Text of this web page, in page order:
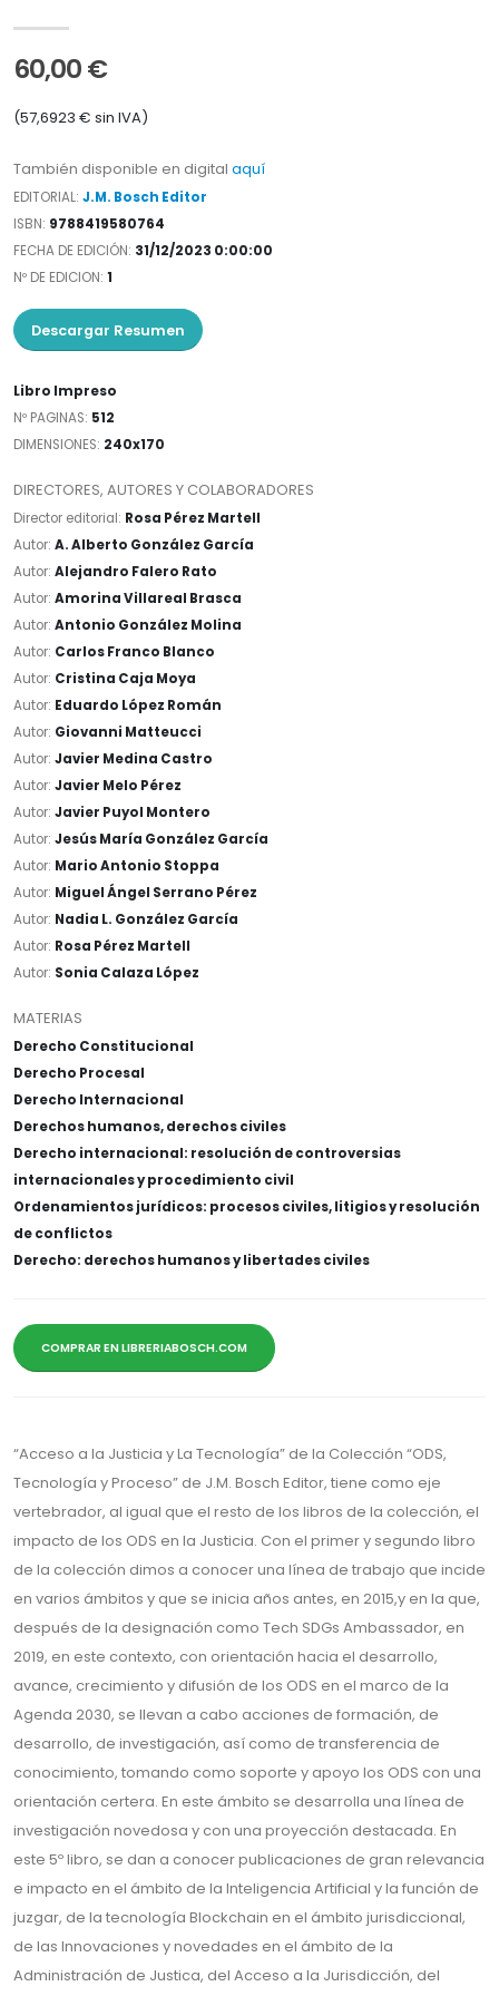
60,00 €
(57,6923 € sin IVA)
También disponible en digital aquí
EDITORIAL: J.M. Bosch Editor
ISBN: 9788419580764
FECHA DE EDICIÓN: 31/12/2023 0:00:00
Nº DE EDICION: 1
Descargar Resumen
Libro Impreso
Nº PAGINAS: 512
DIMENSIONES: 240x170
DIRECTORES, AUTORES Y COLABORADORES
Director editorial: Rosa Pérez Martell
Autor: A. Alberto González García
Autor: Alejandro Falero Rato
Autor: Amorina Villareal Brasca
Autor: Antonio González Molina
Autor: Carlos Franco Blanco
Autor: Cristina Caja Moya
Autor: Eduardo López Román
Autor: Giovanni Matteucci
Autor: Javier Medina Castro
Autor: Javier Melo Pérez
Autor: Javier Puyol Montero
Autor: Jesús María González García
Autor: Mario Antonio Stoppa
Autor: Miguel Ángel Serrano Pérez
Autor: Nadia L. González García
Autor: Rosa Pérez Martell
Autor: Sonia Calaza López
MATERIAS
Derecho Constitucional
Derecho Procesal
Derecho Internacional
Derechos humanos, derechos civiles
Derecho internacional: resolución de controversias
internacionales y procedimiento civil
Ordenamientos jurídicos: procesos civiles, litigios y resolución
de conflictos
Derecho: derechos humanos y libertades civiles
COMPRAR EN LIBRERIABOSCH.COM
“Acceso a la Justicia y La Tecnología” de la Colección “ODS,
Tecnología y Proceso” de J.M. Bosch Editor, tiene como eje
vertebrador, al igual que el resto de los libros de la colección, el
impacto de los ODS en la Justicia. Con el primer y segundo libro
de la colección dimos a conocer una línea de trabajo que incide
en varios ámbitos y que se inicia años antes, en 2015,y en la que,
después de la designación como Tech SDGs Ambassador, en
2019, en este contexto, con orientación hacia el desarrollo,
avance, crecimiento y difusión de los ODS en el marco de la
Agenda 2030, se llevan a cabo acciones de formación, de
desarrollo, de investigación, así como de transferencia de
conocimiento, tomando como soporte y apoyo los ODS con una
orientación certera. En este ámbito se desarrolla una línea de
investigación novedosa y con una proyección destacada. En
este 5º libro, se dan a conocer publicaciones de gran relevancia
e impacto en el ámbito de la Inteligencia Artificial y la función de
juzgar, de la tecnología Blockchain en el ámbito jurisdiccional,
de las Innovaciones y novedades en el ámbito de la
Administración de Justica, del Acceso a la Jurisdicción, del